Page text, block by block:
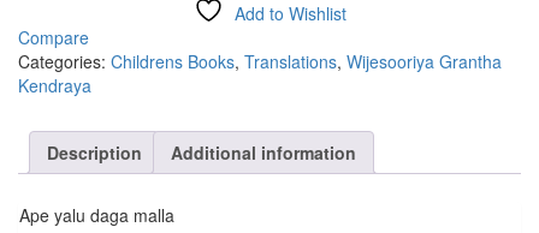
Add to Wishlist
Compare
Categories: Childrens Books, Translations, Wijesooriya Grantha
Kendraya
Description Additional information
Ape yalu daga malla